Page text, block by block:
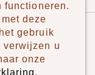
functioneren.
deze
gebruik
verwijzen u
onze
.